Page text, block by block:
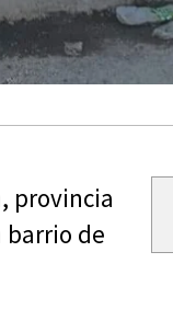
provincia
barrio de